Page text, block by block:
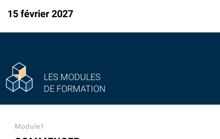
LES MODULES
DE FORMATION
Module1
15 février 2027